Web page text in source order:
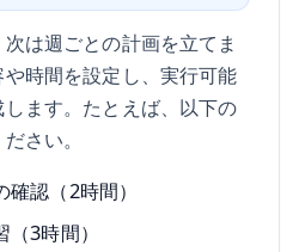
は週ごとの計画を立てま
時間を設定し、実行可能
ます。たとえば、以下の
さい。
認（2時間）
3時間）